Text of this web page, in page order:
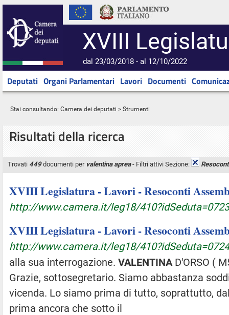
XVIII
dal 23/03/2018 - al 12/10/2022
Deputati Organi Parlamentari Lavori Documenti
Stai consultando: Camera dei deputati > Strumenti
Risultati della ricerca
Trovati 449documenti per valentina aprea- Filtri attivi Sezione:
XVIII Legislatura - Lavori - Resoconti
http://www.camera.it/leg18/
XVIII Legislatura - Lavori - Resoconti
http://www.camera.it/leg18/
alla sua interrogazione. VALENTINAD'ORSO (
Grazie, sottosegretario. Siamo abbastanza
vicenda. Lo siamo prima di tutto, soprattutto,
prima ancora che sotto il